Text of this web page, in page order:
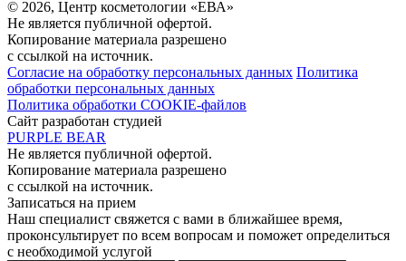
© 2026, Центр косметологии «ЕВА»
Не является публичной офертой.
Копирование материала разрешено
с ссылкой на источник.
Согласие на обработку персональных данных Политика
обработки персональных данных
Политика обработки COOKIE-файлов
Сайт разработан студией
PURPLE BEAR
Не является публичной офертой.
Копирование материала разрешено
с ссылкой на источник.
Записаться на прием
Наш специалист свяжется с вами в ближайшее время,
проконсультирует по всем вопросам и поможет определиться
с необходимой услугой